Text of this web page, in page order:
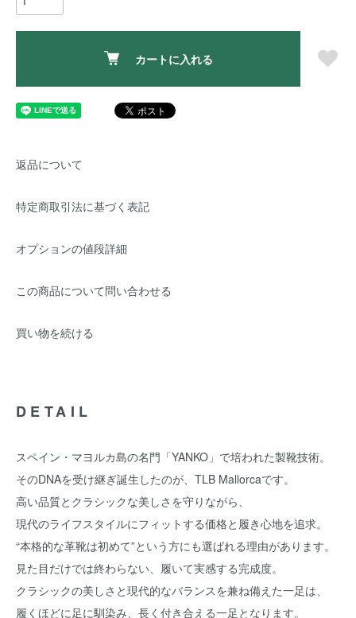
カートに入れる
返品について
特定商取引法に基づく表記
オプションの値段詳細
この商品について問い合わせる
買い物を続ける
DETAIL
スペイン・マヨルカ島の名門「YANKO」で培われた製靴技術。
そのDNAを受け継ぎ誕生したのが、TLB Mallorcaです。
高い品質とクラシックな美しさを守りながら、
現代のライフスタイルにフィットする価格と履き心地を追求。
“本格的な革靴は初めて”という方にも選ばれる理由があります。
見た目だけでは終わらない、履いて実感する完成度。
クラシックの美しさと現代的なバランスを兼ね備えた一足は、
履くほどに足に馴染み、長く付き合える一足となります。